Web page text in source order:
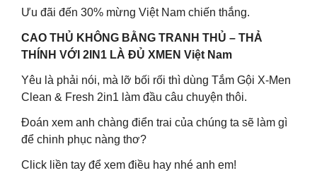
Ưu đãi đến 30% mừng Việt Nam chiến thắng.
CAO THỦ KHÔNG BẰNG TRANH THỦ – THẢ
THÍNH VỚI 2IN1 LÀ ĐỦ XMEN Việt Nam
Yêu là phải nói, mà lỡ bối rối thì dùng Tắm Gội X-Men
Clean & Fresh 2in1 làm đầu câu chuyện thôi.
Đoán xem anh chàng điển trai của chúng ta sẽ làm gì
để chinh phục nàng thơ?
Click liền tay để xem điều hay nhé anh em!